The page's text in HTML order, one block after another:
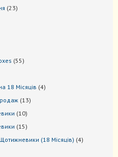
2323
5555
18 Місяців 44
1313
1010
1515
(18 Місяців) 44